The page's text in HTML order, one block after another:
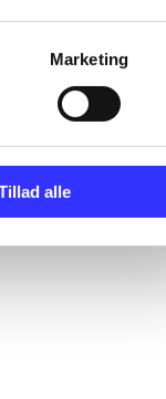
Marketing
alle